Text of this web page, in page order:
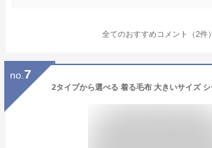
全てのおすすめコメント（2件）
no. 7